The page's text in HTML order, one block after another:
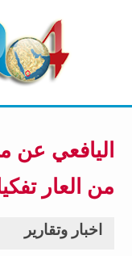
اليافعي
من العار
اخبار وتقارير